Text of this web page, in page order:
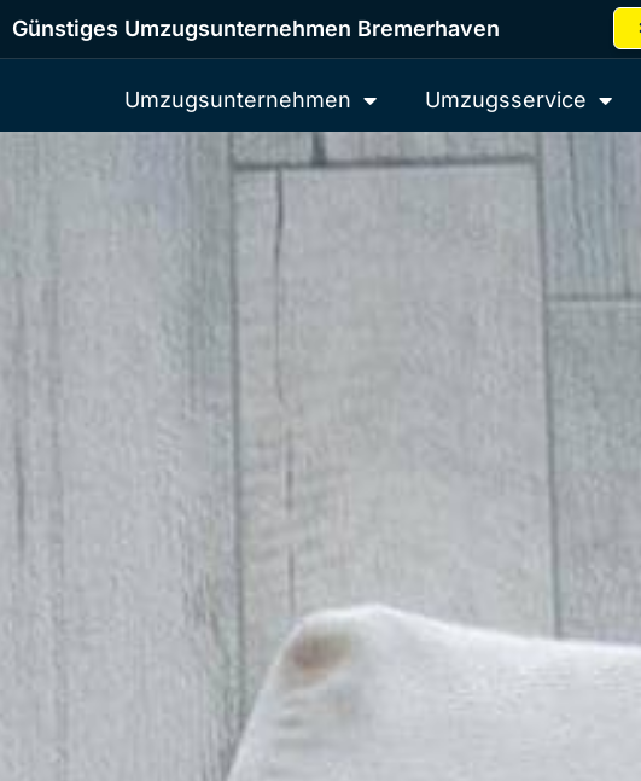
Günstiges Umzugsunternehmen Bremerhaven
Umzugsunternehmen Umzugsservice